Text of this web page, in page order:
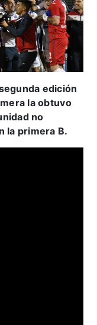
edición
la obtuvo
no
la primera B.